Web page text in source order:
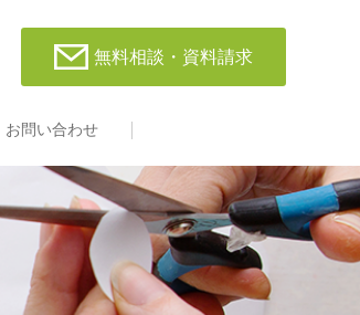
無料相談・資料請求
お問い合わせ